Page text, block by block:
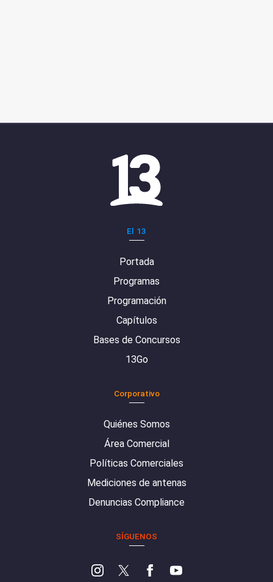
El 13
Portada
Programas
Programación
Capítulos
Bases de Concursos
13Go
Corporativo
Quiénes Somos
Área Comercial
Políticas Comerciales
Mediciones de antenas
Denuncias Compliance
SÍGUENOS